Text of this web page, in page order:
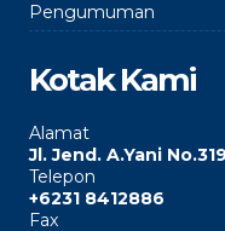
Pengumuman
Kotak Kami
Alamat
Jl. Jend. A.Yani
Telepon
+6231 8412886
Fax